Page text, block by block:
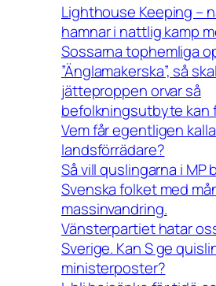
Lighthouse Keeping –
hamnar i nattlig kamp
Sossarna tophemliga
”Änglamakerska”, så
jätteproppen orvar så
befolkningsutbyte kan
Vem får egentligen
landsförrädare?
Så vill quslingarna i MP
Svenska folket med
massinvandring.
Vänsterpartiet hatar
Sverige. Kan S ge
ministerposter?